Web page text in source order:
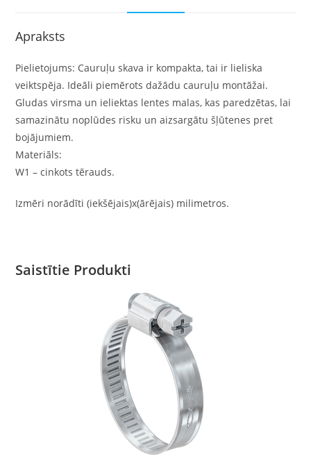
Apraksts
Pielietojums: Cauruļu skava ir kompakta, tai ir lieliska
veiktspēja. Ideāli piemērots dažādu cauruļu montāžai.
Gludas virsma un ieliektas lentes malas, kas paredzētas, lai
samazinātu noplūdes risku un aizsargātu šļūtenes pret
bojājumiem.
Materiāls:
W1 – cinkots tērauds.
Izmēri norādīti (iekšējais)x(ārējais) milimetros.
Saistītie Produkti